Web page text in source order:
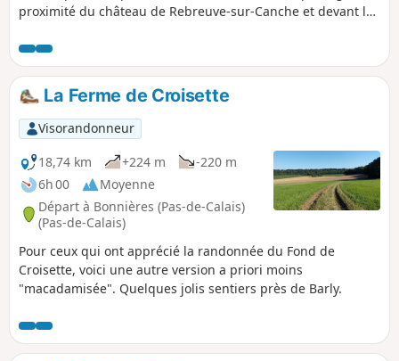
proximité du château de Rebreuve-sur-Canche et devant la
La Ferme de Croisette
Visorandonneur
18,74 km
+224 m
-220 m
6h 00
Moyenne
Départ à Bonnières (Pas-de-Calais)
(Pas-de-Calais)
Pour ceux qui ont apprécié la randonnée du Fond de
Croisette, voici une autre version a priori moins
"macadamisée". Quelques jolis sentiers près de Barly.